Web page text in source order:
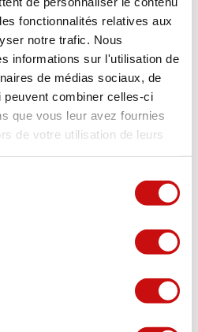
fonctionnalités relatives aux
notre trafic. Nous
informations sur l'utilisation de
de médias sociaux, de
peuvent combiner celles-ci
que vous leur avez fournies
de votre utilisation de leurs
randonneurs :